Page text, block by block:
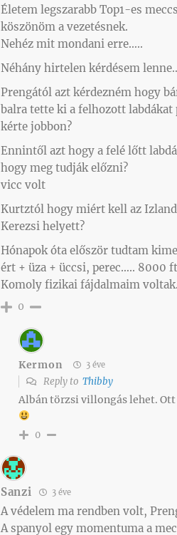
Életem legszarabb Top1-es
köszönöm a vezetésnek.
Nehéz mit mondani erre…..
Néhány hirtelen kérdésem
Prengától azt kérdezném hogy
balra tette ki a felhozott labdákat
kérte jobbon?
Ennintől azt hogy a felé lőtt
hogy meg tudják előzni?
vicc volt
Kurtztól hogy miért kell az
Kerezsi helyett?
Hónapok óta először tudtam
ért + üza + üccsi, perec….. 8000
Komoly fizikai fájdalmaim voltak.
0
Kermon 3 éve
Reply to Thibby
Albán törzsi villongás lehet.
0
Sanzi 3 éve
A védelem ma rendben volt,
A spanyol egy momentuma a